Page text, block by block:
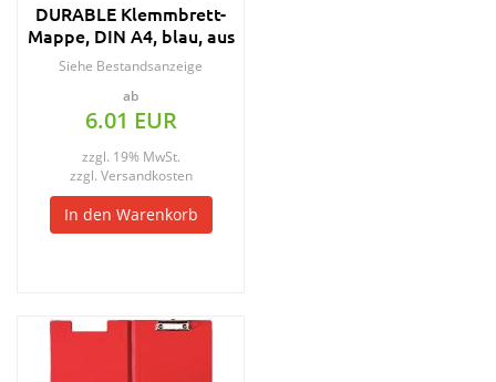
DURABLE Klemmbrett-
Mappe, DIN A4, blau, aus
Weichfolie
Siehe Bestandsanzeige
ab
6.01 EUR
zzgl. 19% MwSt.
zzgl. Versandkosten
In den Warenkorb